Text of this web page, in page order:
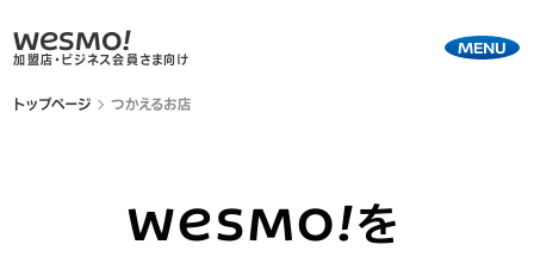
WESMO!
加盟店・ビジネス会員さま向け
MENU
トップページ つかえるお店
WESMO!を